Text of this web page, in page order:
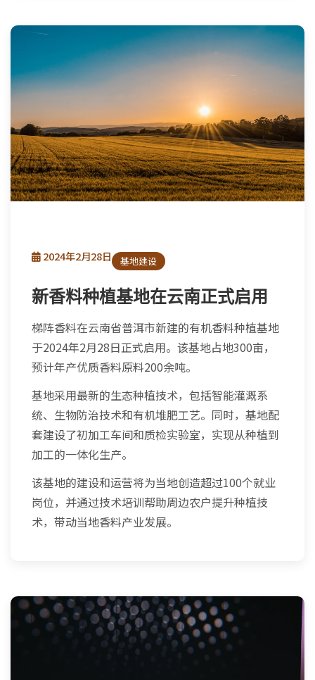
2024年2月28日 基地建设
新香料种植基地在云南正式启用
梯阵香料在云南省普洱市新建的有机香料种植基地
于2024年2月28日正式启用。该基地占地300亩，
预计年产优质香料原料200余吨。
基地采用最新的生态种植技术，包括智能灌溉系
统、生物防治技术和有机堆肥工艺。同时，基地配
套建设了初加工车间和质检实验室，实现从种植到
加工的一体化生产。
该基地的建设和运营将为当地创造超过100个就业
岗位，并通过技术培训帮助周边农户提升种植技
术，带动当地香料产业发展。